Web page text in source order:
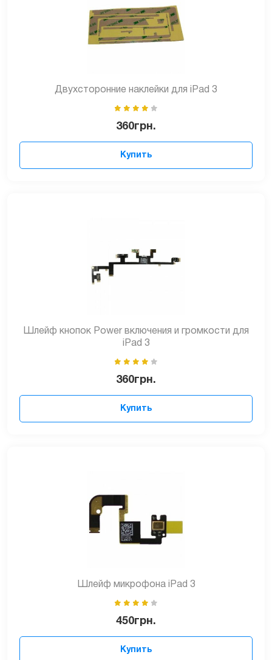
Двухсторонние наклейки для iPad 3
360грн.
Купить
Шлейф кнопок Power включения и громкости для
iPad 3
360грн.
Купить
Шлейф микрофона iPad 3
450грн.
Купить